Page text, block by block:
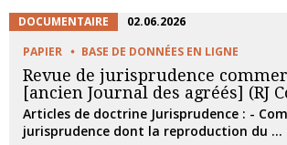
DOCUMENTAIRE
02.06.2026
PAPIER
BASE DE DONNÉES EN LIGNE
Revue de jurisprudence
[ancien Journal des agréés] (RJ
Articles de doctrine Jurisprudence : -
jurisprudence dont la reproduction du ...